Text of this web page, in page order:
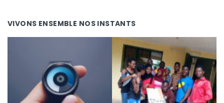
VIVONS ENSEMBLE NOS INSTANTS